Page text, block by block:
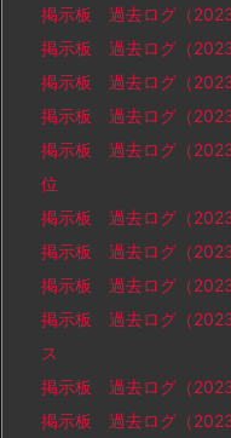
掲示板 過去ログ（
掲示板 過去ログ（
掲示板 過去ログ（
掲示板 過去ログ（
掲示板 過去ログ（
位
掲示板 過去ログ（
掲示板 過去ログ（
掲示板 過去ログ（
掲示板 過去ログ（
ス
掲示板 過去ログ（
掲示板 過去ログ（